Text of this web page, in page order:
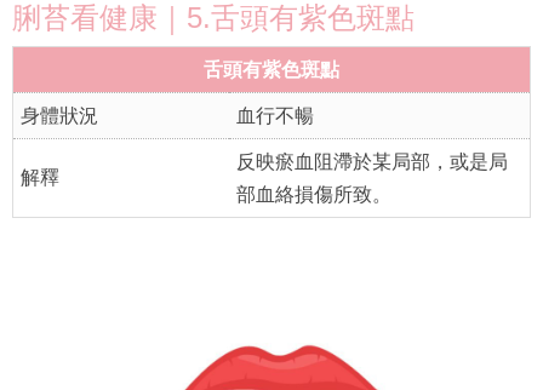
脷苔看健康｜5.舌頭有紫色斑點
舌頭有紫色斑點
身體狀況 血行不暢
解釋
反映瘀血阻滯於某局部，或是局
部血絡損傷所致。